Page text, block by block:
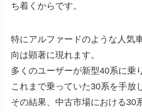
ち着くからです。
特にアルファードのような人気
向は顕著に現れます。
多くのユーザーが新型40系に乗
これまで乗っていた30系を手放
その結果、中古市場における30